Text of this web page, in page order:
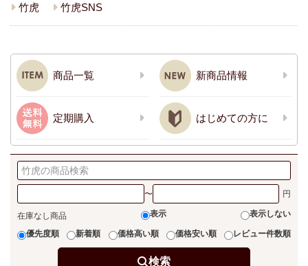
竹虎
竹虎SNS
商品一覧 新商品情報
定期購入 はじめての方に
〜
在庫なし商品 表示 表示しない
優先度順 新着順 価格高い順 価格安い順 レビュー件数順
検索